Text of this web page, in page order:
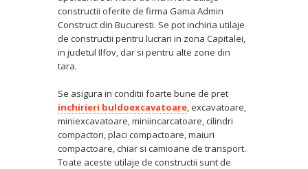
constructii oferite de firma Gama Admin
Construct din Bucuresti. Se pot inchiria utilaje
de constructii pentru lucrari in zona Capitalei,
in judetul Ilfov, dar si pentru alte zone din
tara.
Se asigura in conditii foarte bune de pret
inchirieri buldoexcavatoare, excavatoare,
miniexcavatoare, miniincarcatoare, cilindri
compactori, placi compactoare, maiuri
compactoare, chiar si camioane de transport.
Toate aceste utilaje de constructii sunt de